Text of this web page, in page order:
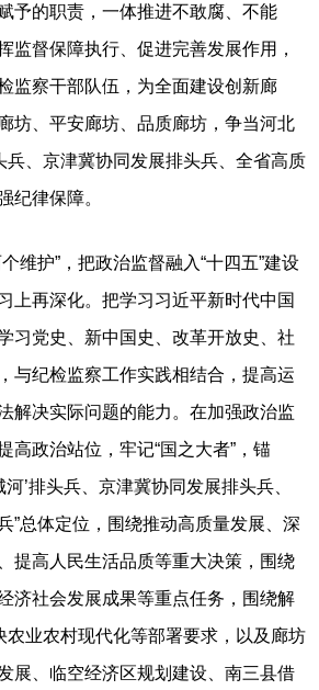
予的职责，一体推进不敢腐、不能
监督保障执行、促进完善发展作用，
监察干部队伍，为全面建设创新廊
坊、平安廊坊、品质廊坊，争当河北
兵、京津冀协同发展排头兵、全省高质
纪律保障。
护”，把政治监督融入“十四五”建设
上再深化。把学习习近平新时代中国
习党史、新中国史、改革开放史、社
与纪检监察工作实践相结合，提高运
解决实际问题的能力。在加强政治监
高政治站位，牢记“国之大者”，锚
河’排头兵、京津冀协同发展排头兵、
”总体定位，围绕推动高质量发展、深
提高人民生活品质等重大决策，围绕
济社会发展成果等重点任务，围绕解
农业农村现代化等部署要求，以及廊坊
展、临空经济区规划建设、南三县借